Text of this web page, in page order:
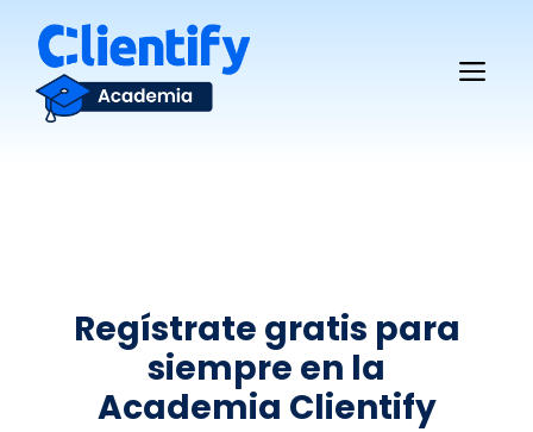
contenido
Regístrate gratis para
siempre en la
Academia Clientify